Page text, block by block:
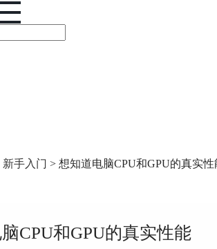
新手入门 > 想知道电脑CPU和GPU的真实
CPU和GPU的真实性能